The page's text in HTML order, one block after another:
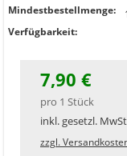
Mindestbestellmenge:
Verfügbarkeit:
7,90 €
pro 1 Stück
inkl. gesetzl.
zzgl.